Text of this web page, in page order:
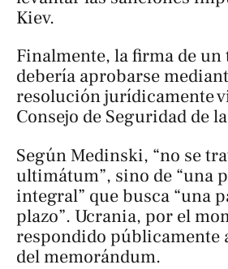
Kiev.
Finalmente, la firma de un
debería aprobarse
resolución jurídicamente
Consejo de Seguridad de
Según Medinski, “no se
ultimátum”, sino de “una
integral” que busca “una
plazo”. Ucrania, por el
respondido públicamente
del memorándum.